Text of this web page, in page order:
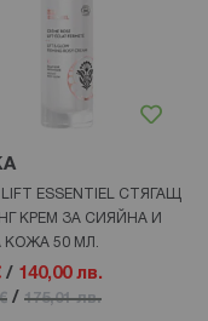
LIFT ESSENTIEL СТЯГАЩ
КРЕМ ЗА СИЯЙНА И
КОЖА 50 МЛ.
/ 140,00 лв.
/ 175,01 лв.